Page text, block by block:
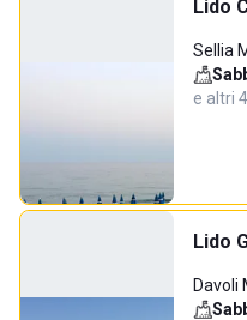
Lido
Sellia
e altri
Lido
Davoli